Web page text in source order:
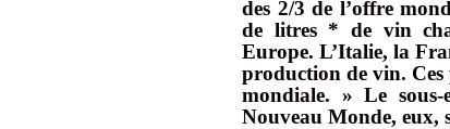
des 2/3 de l’offre
de litres * de vin
Europe. L’Italie, la
production de vin.
mondiale. » Le
Nouveau Monde, eux,